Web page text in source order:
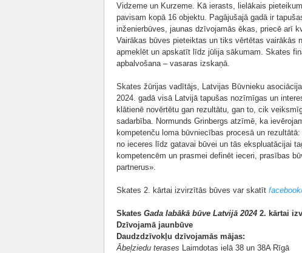
Vidzeme un Kurzeme. Kā ierasts, lielākais
pavisam kopā 16 objektu. Pagājušajā gadā ir
inženierbūves, jaunas dzīvojamās ēkas, priecē arī
Vairākas būves pieteiktas un tiks vērtētas vairākās
apmeklēt un apskatīt līdz jūlija sākumam. Skates
apbalvošana – vasaras izskaņā.
Skates žūrijas vadītājs, Latvijas Būvnieku
2024. gadā visā Latvijā tapušas nozīmīgas un
klātienē novērtētu gan rezultātu, gan to, cik
sadarbība. Normunds Grinbergs atzīmē, ka
kompetenču loma būvniecības procesā un
no ieceres līdz gatavai būvei un tās ekspluatācijai
kompetencēm un prasmei definēt ieceri, prasības
partnerus».
Skates 2. kārtai izvirzītās būves var skatīt
Skates Gada labākā būve Latvijā 2024 2. kārtai
Dzīvojamā jaunbūve
Daudzdzīvokļu dzīvojamās mājas:
Ābeļziedu terases Laimdotas ielā 38 un 38A Rīgā